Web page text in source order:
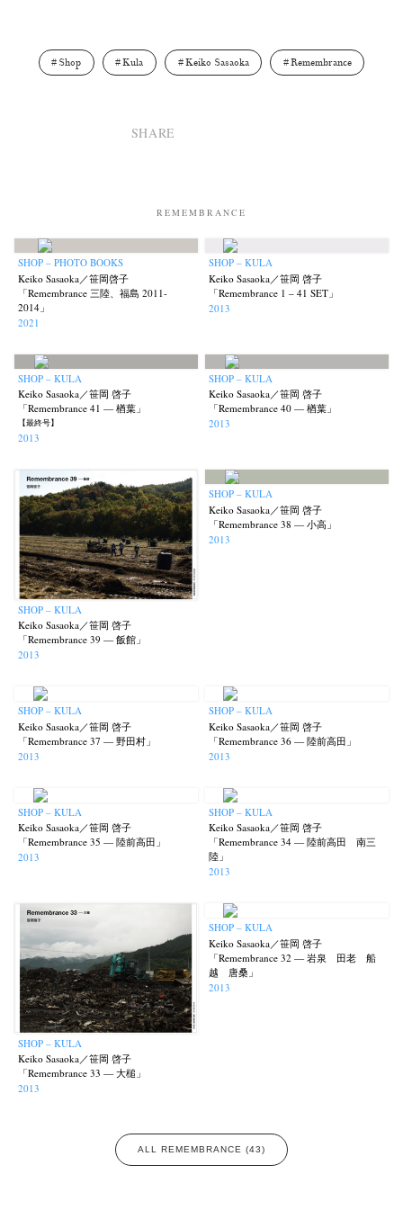
News Exhibition Members Workshop Documents Contact
Bookstores
Akifumi Tanaka Fumikiyo Nagamachi
Kazuyuki Kawaguchi
Kota Kishi (101) Mariko Takahashi (23) Masako Matsui (23) Masashi Otomo (47)
Nana Kakuda (61) Naoki Ohji (66) Naonori Oshima
Park (7) photographers' gallery File (16) photographers’ gallery press
Postwar and Shōwa-Era (8) Presence (2) Publication
Renchan (21) Review (23) Rintaro Kameoka
Special Exhibitions (60) Takuro Yoneda
Untitled Records (41)
Shop Kula Keiko Sasaoka Remembrance
SHARE
REMEMBRANCE
SHOP – PHOTO BOOKS
Keiko Sasaoka／笹岡啓子
「Remembrance 三陸、福島 2011-
2014」
2021
SHOP – KULA
Keiko Sasaoka／笹岡 啓子
「Remembrance 1 – 41 SET」
2013
SHOP – KULA
Keiko Sasaoka／笹岡 啓子
「Remembrance 41 — 楢葉」
【最終号】
2013
SHOP – KULA
Keiko Sasaoka／笹岡 啓子
「Remembrance 40 — 楢葉」
2013
SHOP – KULA
Keiko Sasaoka／笹岡 啓子
「Remembrance 39 — 飯館」
2013
SHOP – KULA
Keiko Sasaoka／笹岡 啓子
「Remembrance 38 — 小高」
2013
SHOP – KULA
Keiko Sasaoka／笹岡 啓子
「Remembrance 37 — 野田村」
2013
SHOP – KULA
Keiko Sasaoka／笹岡 啓子
「Remembrance 36 — 陸前高田」
2013
SHOP – KULA
Keiko Sasaoka／笹岡 啓子
「Remembrance 35 — 陸前高田」
2013
SHOP – KULA
Keiko Sasaoka／笹岡 啓子
「Remembrance 34 — 陸前高田 南三
陸」
2013
SHOP – KULA
Keiko Sasaoka／笹岡 啓子
「Remembrance 33 — 大槌」
2013
SHOP – KULA
Keiko Sasaoka／笹岡 啓子
「Remembrance 32 — 岩泉 田老 船
越 唐桑」
2013
ALL REMEMBRANCE (43)